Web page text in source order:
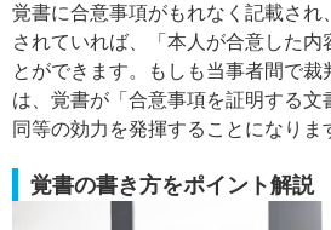
覚書に合意事項がもれなく記載され
されていれば、「本人が合意した内
とができます。もしも当事者間で裁
は、覚書が「合意事項を証明する文
同等の効力を発揮することになりま
覚書の書き方をポイント解説